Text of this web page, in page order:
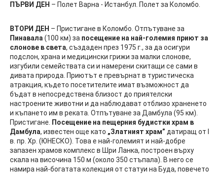
ПЪРВИ ДЕН – Полет Варна - Истанбул. Полет за Коломбо.
ВТОРИ ДЕН – Пристигане в Коломбо. Отпътуване за
Пинавала (100 км) за посещение на най-големия приют за
слонове в света, създаден през 1975 г., за да осигури
подслон, храна и медицински грижи за малки слонове,
изгубили семействата си и намерени скитащи се сами в
дивата природа. Приютът е превърнат в туристическа
атракция, където посетителите имат възможност да
бъдат в непосредствена близост до приятелски
настроените животни и да наблюдават отблизо храненето
и къпането им в реката. Отпътуване за Дамбула (95 км).
Пристигане.
Посещение на пещерния будистки храм в
Дамбула, известен още като „Златният храм” датиращ от I
в. пр. Хр. (ЮНЕСКО). Това е най-големият и най-добре
запазен храмов комплекс в Шри Ланка, построен върху
скала на височина 150 м (около 350 стъпала). В него се
намира най-богатата колекция от статуи на Буда, повечето